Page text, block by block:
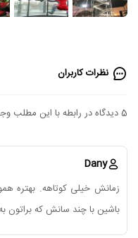
نظرات کاربران
5 دیدگاه در رابطه با این مطلب وجود دارد .
Dany
زمانش خیلی کوتاهه. بهتره
باشین با چند سانش که براتون